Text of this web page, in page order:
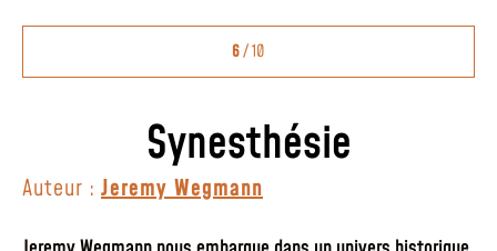
6/ 10
Synesthésie
Auteur : Jeremy Wegmann